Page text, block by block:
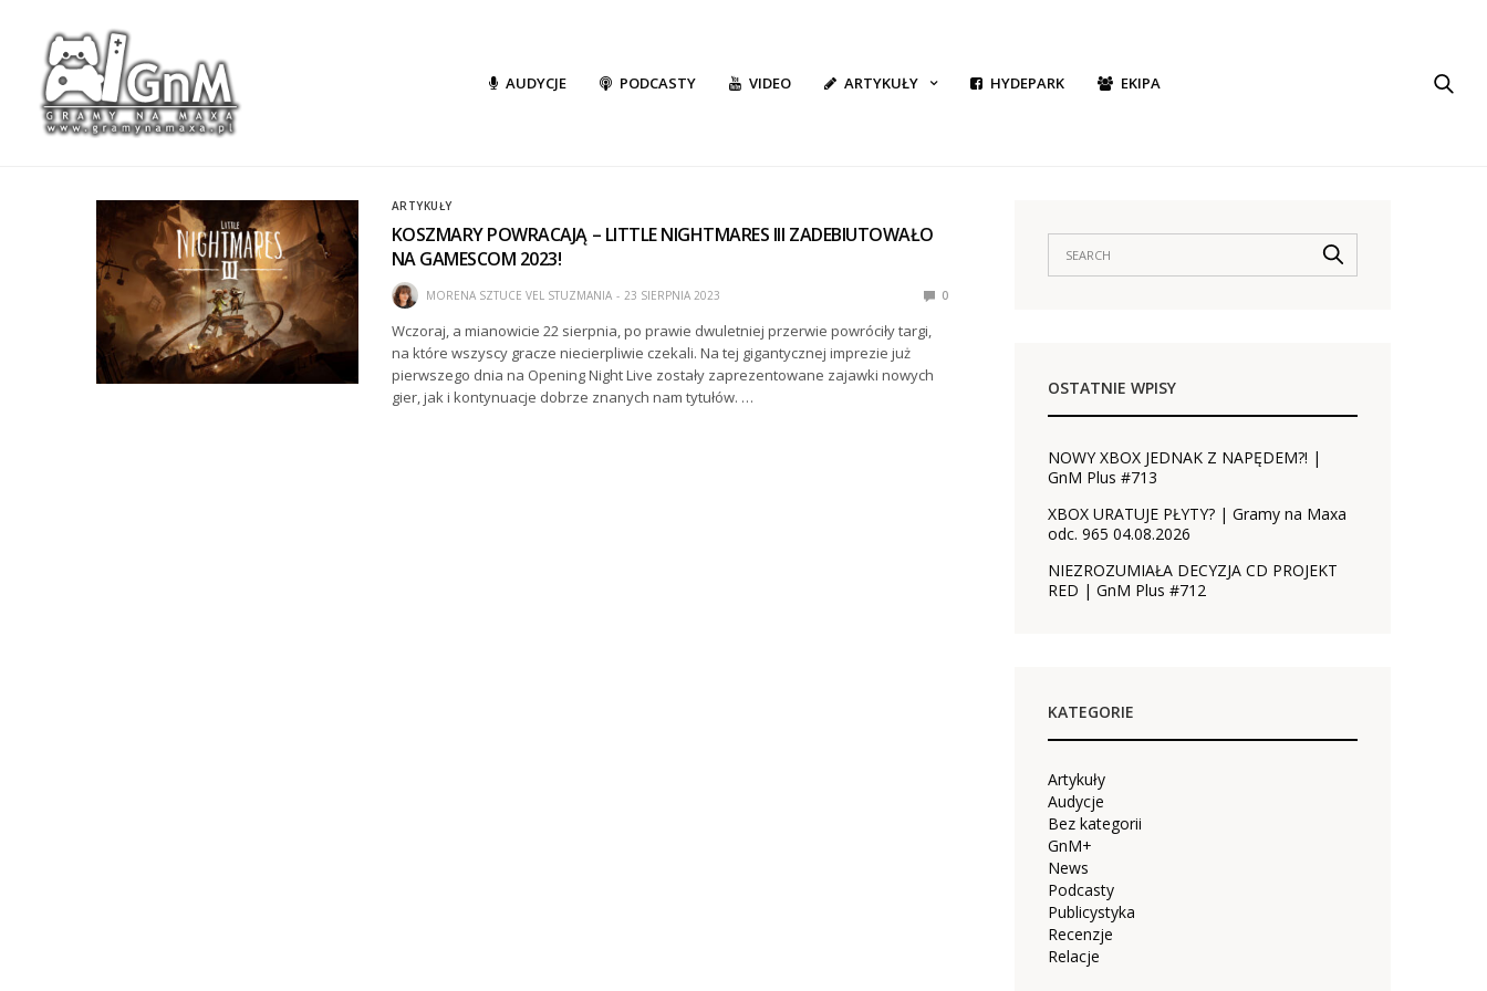
AUDYCJE PODCASTY VIDEO ARTYKUŁY HYDEPARK EKIPA
ARTYKUŁY
KOSZMARY POWRACAJĄ – LITTLE NIGHTMARES III ZADEBIUTOWAŁO
NA GAMESCOM 2023!
MORENA SZTUCE VEL STUZMANIA 23 SIERPNIA 2023 0
Wczoraj, a mianowicie 22 sierpnia, po prawie dwuletniej przerwie powróciły targi,
na które wszyscy gracze niecierpliwie czekali. Na tej gigantycznej imprezie już
pierwszego dnia na Opening Night Live zostały zaprezentowane zajawki nowych
gier, jak i kontynuacje dobrze znanych nam tytułów. …
OSTATNIE WPISY
NOWY XBOX JEDNAK Z NAPĘDEM?! |
GnM Plus #713
XBOX URATUJE PŁYTY? | Gramy na Maxa
odc. 965 04.08.2026
NIEZROZUMIAŁA DECYZJA CD PROJEKT
RED | GnM Plus #712
KATEGORIE
Artykuły
Audycje
Bez kategorii
GnM+
News
Podcasty
Publicystyka
Recenzje
Relacje